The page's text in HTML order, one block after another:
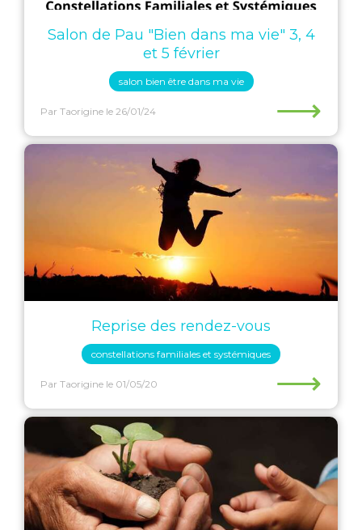
Salon de Pau "Bien dans ma vie" 3, 4
et 5 février
salon bien être dans ma vie
Par Taorigine le 26/01/24 ⟶
Reprise des rendez-vous
constellations familiales et systémiques
Par Taorigine le 01/05/20 ⟶